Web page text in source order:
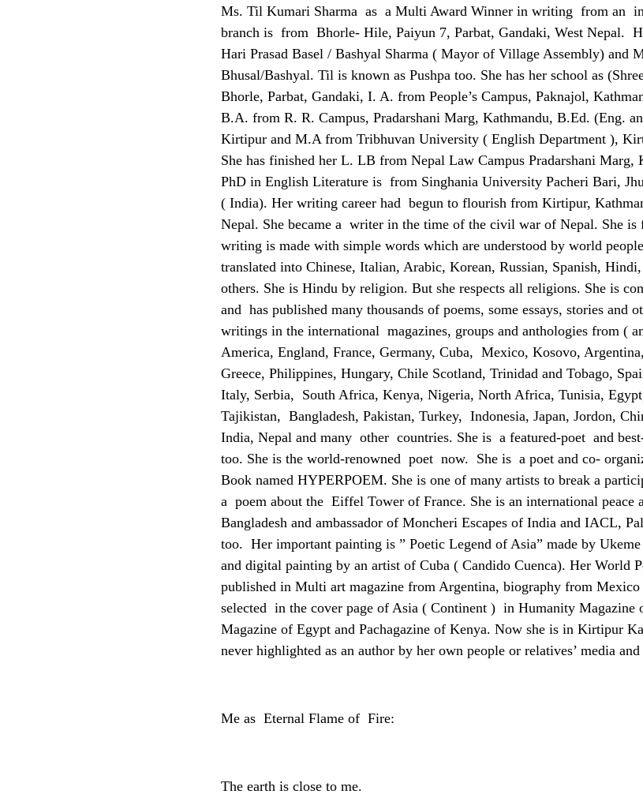
Ms. Til Kumari Sharma as a Multi Award Winner in writing from an
branch is from Bhorle- Hile, Paiyun 7, Parbat, Gandaki, West Nepal.
Hari Prasad Basel / Bashyal Sharma ( Mayor of Village Assembly) and
Bhusal/Bashyal. Til is known as Pushpa too. She has her school as
Bhorle, Parbat, Gandaki, I. A. from People’s Campus, Paknajol,
B.A. from R. R. Campus, Pradarshani Marg, Kathmandu, B.Ed. (Eng.
Kirtipur and M.A from Tribhuvan University ( English Department ),
She has finished her L. LB from Nepal Law Campus Pradarshani Marg,
PhD in English Literature is from Singhania University Pacheri Bari,
( India). Her writing career had begun to flourish from Kirtipur,
Nepal. She became a writer in the time of the civil war of Nepal. She is
writing is made with simple words which are understood by world
translated into Chinese, Italian, Arabic, Korean, Russian, Spanish,
others. She is Hindu by religion. But she respects all religions. She is
and has published many thousands of poems, some essays, stories and
writings in the international magazines, groups and anthologies from (
America, England, France, Germany, Cuba, Mexico, Kosovo,
Greece, Philippines, Hungary, Chile Scotland, Trinidad and Tobago,
Italy, Serbia, South Africa, Kenya, Nigeria, North Africa, Tunisia,
Tajikistan, Bangladesh, Pakistan, Turkey, Indonesia, Japan, Jordon,
India, Nepal and many other countries. She is a featured-poet and
too. She is the world-renowned poet now. She is a poet and co-
Book named HYPERPOEM. She is one of many artists to break a
a poem about the Eiffel Tower of France. She is an international peace
Bangladesh and ambassador of Moncheri Escapes of India and IACL,
too. Her important painting is ” Poetic Legend of Asia” made by
and digital painting by an artist of Cuba ( Candido Cuenca). Her World
published in Multi art magazine from Argentina, biography from Mexico
selected in the cover page of Asia ( Continent ) in Humanity Magazine
Magazine of Egypt and Pachagazine of Kenya. Now she is in Kirtipur
never highlighted as an author by her own people or relatives’ media
Me as Eternal Flame of Fire:
The earth is close to me.